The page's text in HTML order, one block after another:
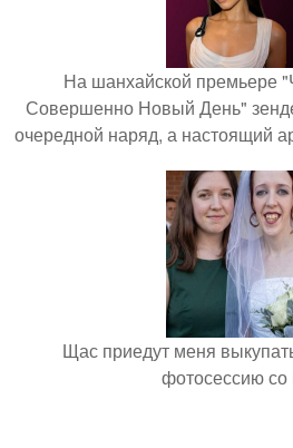
На шанхайской премьере
Совершенно Новый День"
очередной наряд, а настоящий
Щас приедут меня
фотосессию со